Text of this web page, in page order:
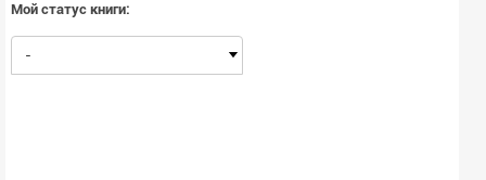
Мой статус книги:
-